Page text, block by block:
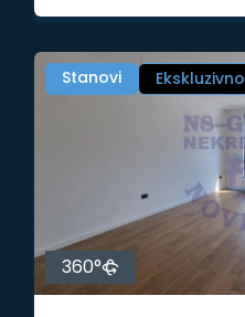
Stanovi Ekskluzivno
360°